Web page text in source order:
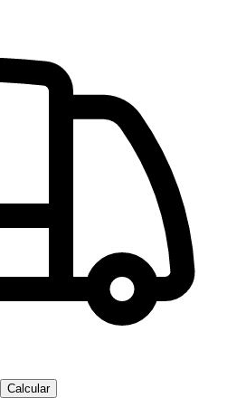
Calcular